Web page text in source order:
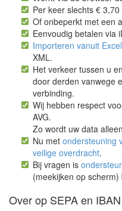
Per keer slechts €
Of onbeperkt met een
Eenvoudig betalen via
Importeren vanuit
XML.
Het verkeer tussen u
door derden vanwege
verbinding.
Wij hebben respect
AVG.
Zo wordt uw data
Nu met ondersteuning
veilige overdracht.
Bij vragen is
(meekijken op scherm)
Over op SEPA en IBAN